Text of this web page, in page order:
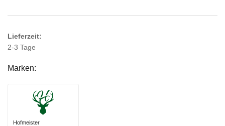
Lieferzeit:
2-3 Tage
Marken:
Hofmeister